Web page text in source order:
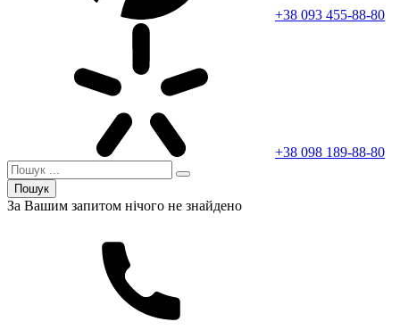
+38 093 455-88-80
+38 098 189-88-80
Пошук
За Вашим запитом нічого не знайдено